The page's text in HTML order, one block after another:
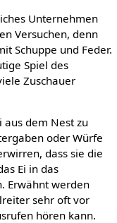
Unternehmen
Versuchen, denn
Schuppe und Feder.
Spiel des
Zuschauer
aus dem Nest zu
oder Würfe
dass sie die
Ei in das
Erwähnt werden
sehr oft vor
hören kann.